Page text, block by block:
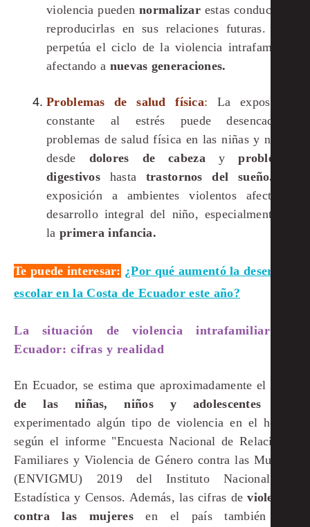
violencia puedennormalizar estas conductas y
reproducirlas en sus relaciones futuras. Esto
perpetúa el ciclo de la violencia intrafamiliar,
afectando a nuevas generaciones.
Problemas de salud física: La exposición
constante al estrés puede desencadenar
problemas de salud física en las niñas y niños,
desde dolores de cabeza yproblemas
digestivos hasta trastornos del sueño.
exposición a ambientes violentos afecta el
desarrollo integral del niño, especialmente en
la primera infancia.
Te puede interesar: ¿Por qué aumentó la deserción
escolar en la Costa de Ecuador este año?
La situación de violencia intrafamiliar en
Ecuador: cifras y realidad
En Ecuador, se estima que aproximadamente el
de las niñas, niños y adolescentes
experimentado algún tipo de violencia en el hogar,
según el informe "Encuesta Nacional de Relaciones
Familiares y Violencia de Género contra las Mujeres
(ENVIGMU) 2019 del Instituto Nacional de
Estadística y Censos. Además, las cifras deviolencia
contra las mujeresen el país también son